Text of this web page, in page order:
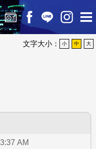
文字大小： 小 中 大
AM